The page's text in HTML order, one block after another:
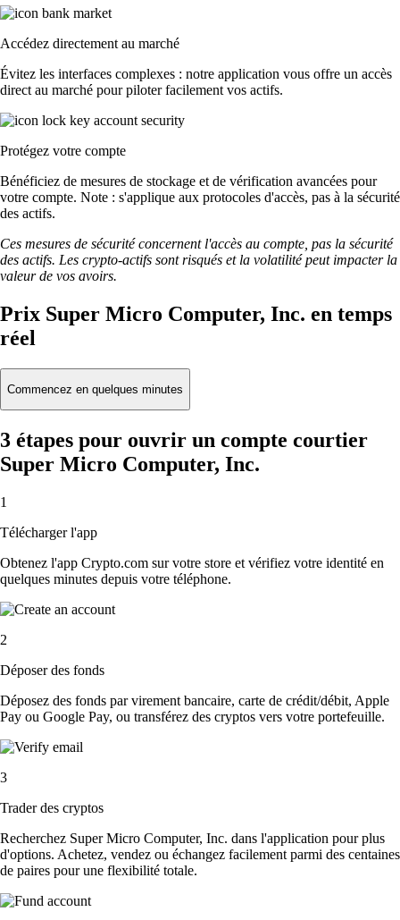
Accédez directement au marché
Évitez les interfaces complexes : notre application vous offre un accès
direct au marché pour piloter facilement vos actifs.
Protégez votre compte
Bénéficiez de mesures de stockage et de vérification avancées pour
votre compte. Note : s'applique aux protocoles d'accès, pas à la sécurité
des actifs.
Ces mesures de sécurité concernent l'accès au compte, pas la sécurité
des actifs. Les crypto-actifs sont risqués et la volatilité peut impacter la
valeur de vos avoirs.
Prix Super Micro Computer, Inc. en temps
réel
Commencez en quelques minutes
3 étapes pour ouvrir un compte courtier
Super Micro Computer, Inc.
1
Télécharger l'app
Obtenez l'app Crypto.com sur votre store et vérifiez votre identité en
quelques minutes depuis votre téléphone.
2
Déposer des fonds
Déposez des fonds par virement bancaire, carte de crédit/débit, Apple
Pay ou Google Pay, ou transférez des cryptos vers votre portefeuille.
3
Trader des cryptos
Recherchez Super Micro Computer, Inc. dans l'application pour plus
d'options. Achetez, vendez ou échangez facilement parmi des centaines
de paires pour une flexibilité totale.